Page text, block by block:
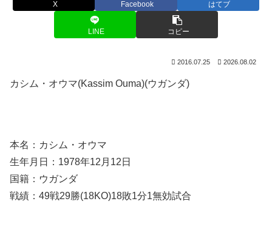
X Facebook はてブ
LINE コピー
2016.07.25 2026.08.02
カシム・オウマ(Kassim Ouma)(ウガンダ)
本名：カシム・オウマ
生年月日：1978年12月12日
国籍：ウガンダ
戦績：49戦29勝(18KO)18敗1分1無効試合